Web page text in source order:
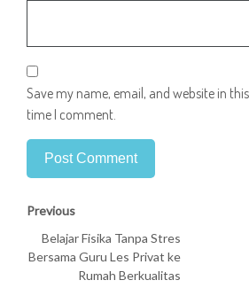
Save my name, email, and website in
time I comment.
Previous
Belajar Fisika Tanpa Stres
Bersama Guru Les Privat ke
Rumah Berkualitas